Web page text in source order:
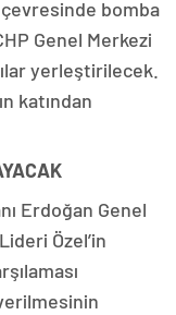
bomba
Genel Merkezi
yerleştirilecek.
katından
Erdoğan Genel
Özel’in